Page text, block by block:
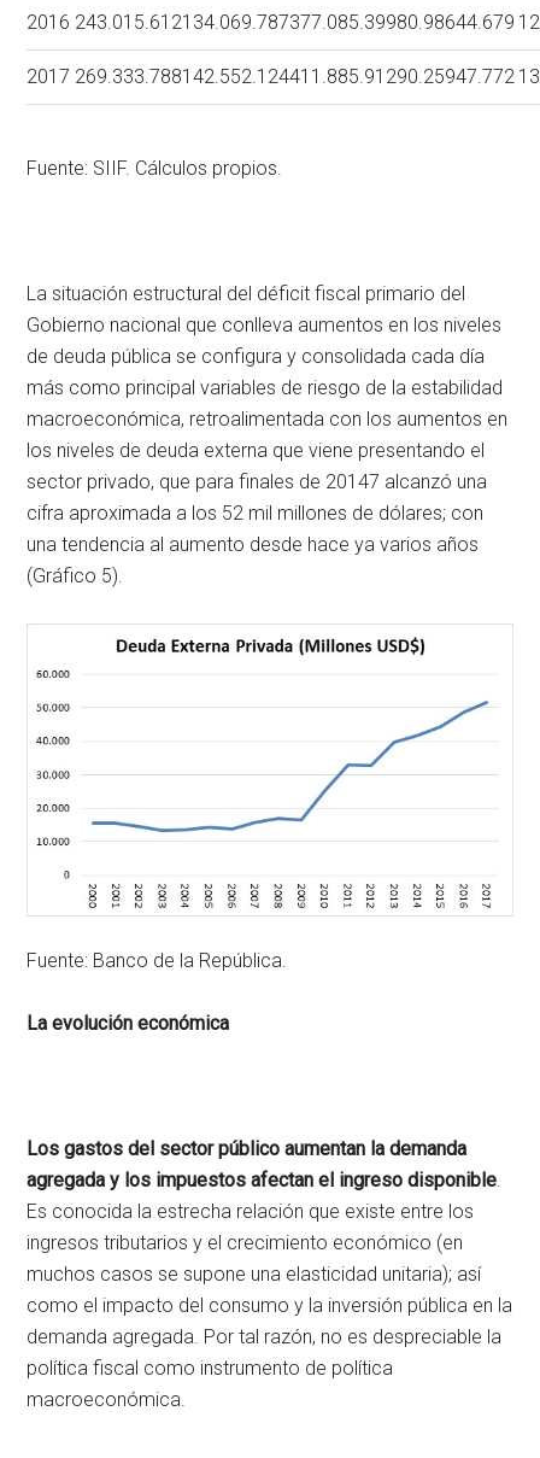
2016 243.015.612134.069.787377.085.39980.98644.679
2017 269.333.788142.552.124411.885.91290.25947.772
Fuente: SIIF. Cálculos propios.
La situación estructural del déficit fiscal primario del
Gobierno nacional que conlleva aumentos en los niveles
de deuda pública se configura y consolidada cada día
más como principal variables de riesgo de la estabilidad
macroeconómica, retroalimentada con los aumentos en
los niveles de deuda externa que viene presentando el
sector privado, que para finales de 20147 alcanzó una
cifra aproximada a los 52 mil millones de dólares; con
una tendencia al aumento desde hace ya varios años
(Gráfico 5).
Fuente: Banco de la República.
La evolución económica
Los gastos del sector público aumentan la demanda
agregada y los impuestos afectan el ingreso disponible
Es conocida la estrecha relación que existe entre los
ingresos tributarios y el crecimiento económico (en
muchos casos se supone una elasticidad unitaria); así
como el impacto del consumo y la inversión pública en la
demanda agregada. Por tal razón, no es despreciable la
política fiscal como instrumento de política
macroeconómica.